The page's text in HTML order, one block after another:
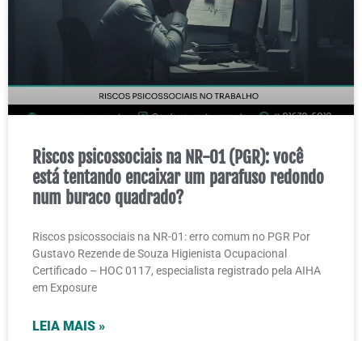
Riscos psicossociais na NR-01 (PGR): você
está tentando encaixar um parafuso redondo
num buraco quadrado?
Riscos psicossociais na NR-01: erro comum no PGR Por
Gustavo Rezende de Souza Higienista Ocupacional
Certificado – HOC 0117, especialista registrado pela AIHA
em Exposure
LEIA MAIS »